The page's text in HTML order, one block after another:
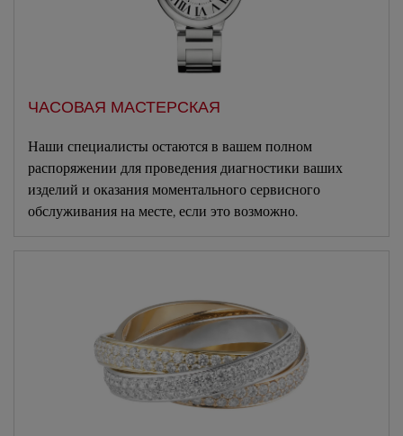
ЧАСОВАЯ МАСТЕРСКАЯ
Наши специалисты остаются в вашем полном
распоряжении для проведения диагностики ваших
изделий и оказания моментального сервисного
обслуживания на месте, если это возможно.